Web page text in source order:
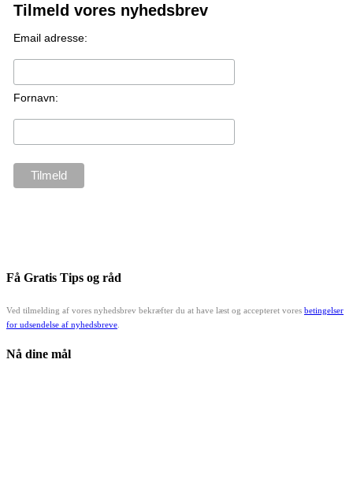
Tilmeld vores nyhedsbrev
Email adresse:
Fornavn:
Få Gratis Tips og råd
Ved tilmelding af vores nyhedsbrev bekræfter du at have læst og accepteret vores betingelser
for udsendelse af nyhedsbreve
Nå dine mål